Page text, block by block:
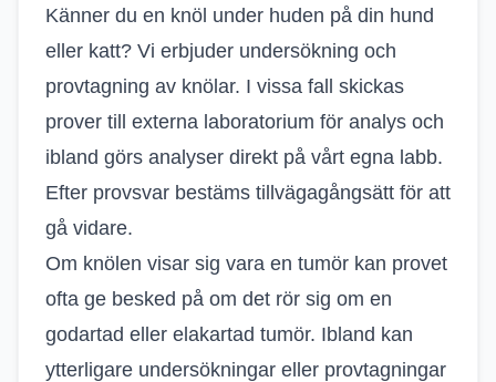
Känner du en knöl under huden på din hund
eller katt? Vi erbjuder undersökning och
provtagning av knölar. I vissa fall skickas
prover till externa laboratorium för analys och
ibland görs analyser direkt på vårt egna labb.
Efter provsvar bestäms tillvägagångsätt för att
gå vidare.
Om knölen visar sig vara en tumör kan provet
ofta ge besked på om det rör sig om en
godartad eller elakartad tumör. Ibland kan
ytterligare undersökningar eller provtagningar